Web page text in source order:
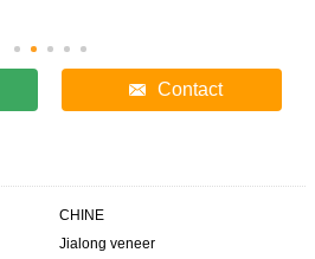
Contact
CHINE
Jialong veneer